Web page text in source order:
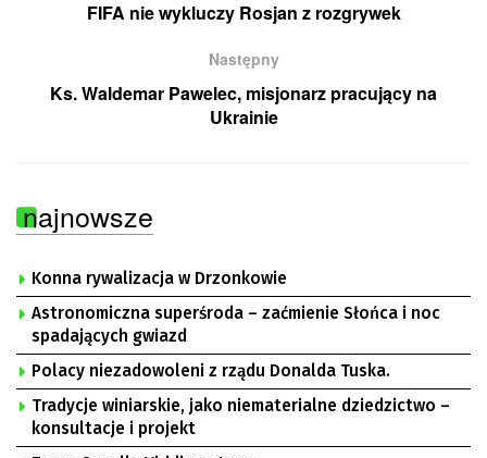
FIFA nie wykluczy Rosjan z rozgrywek
Następny
Ks. Waldemar Pawelec, misjonarz pracujący na
Ukrainie
najnowsze
Konna rywalizacja w Drzonkowie
Astronomiczna superśroda – zaćmienie Słońca i noc
spadających gwiazd
Polacy niezadowoleni z rządu Donalda Tuska.
Tradycje winiarskie, jako niematerialne dziedzictwo –
konsultacje i projekt